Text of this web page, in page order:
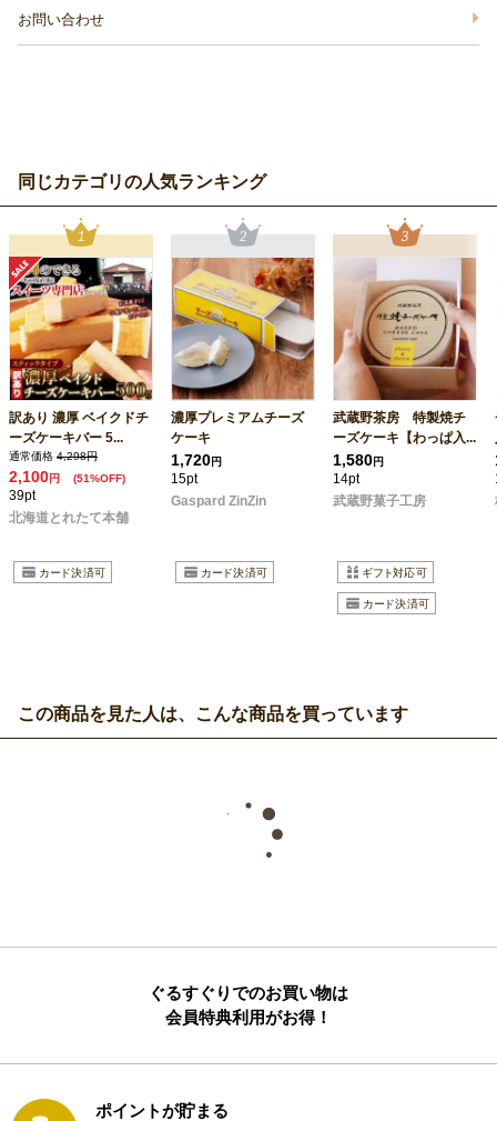
お問い合わせ
同じカテゴリの人気ランキング
訳あり 濃厚 ベイクドチ
ーズケーキバー 5...
通常価格 4,298円
2,100円 (51%OFF)
39pt
北海道とれたて本舗
濃厚プレミアムチーズ
ケーキ
1,720円
15pt
Gaspard ZinZin
武蔵野茶房 特製焼チ
ーズケーキ【わっぱ入...
1,580円
14pt
武蔵野菓子工房
この商品を見た人は、こんな商品を買っています
ぐるすぐりでのお買い物は
会員特典利用がお得！
ポイントが貯まる